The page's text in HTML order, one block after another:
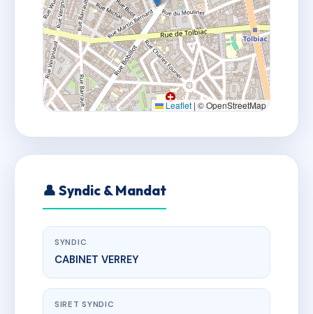
Leaflet | © OpenStreetMap
👤 Syndic & Mandat
SYNDIC
CABINET VERREY
SIRET SYNDIC